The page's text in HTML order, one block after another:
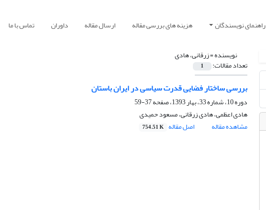
راهنمای نویسندگان هزینه های بررسی مقاله ارسال مقاله داوران تماس با ما
نویسنده =زرقانی، هادی
تعداد مقالات: 1
بررسی ساختار فضایی قدرت سیاسی در ایران باستان
دوره 10، شماره 33، بهار 1393، صفحه
37-59
هادی اعظمی، هادی زرقانی، مسعود حمیدی
مشاهده مقاله
اصل مقاله 754.51 K